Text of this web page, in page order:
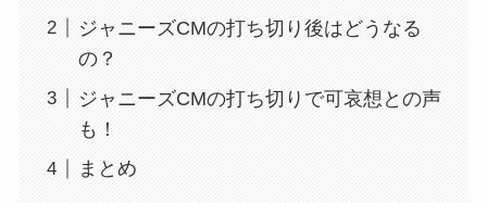
ジャニーズCMの打ち切り後はどうなる
の？
ジャニーズCMの打ち切りで可哀想との声
も！
まとめ